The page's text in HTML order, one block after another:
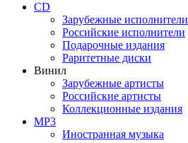
CD
Зарубежные исполнители
Российские исполнители
Подарочные издания
Раритетные диски
Винил
Зарубежные артисты
Российские артисты
Коллекционные издания
MP3
Иностранная музыка